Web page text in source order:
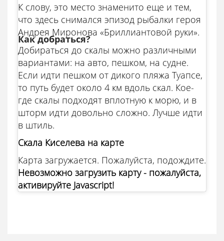
К слову, это место знаменито еще и тем,
что здесь снимался эпизод рыбалки героя
Андрея Миронова «Бриллиантовой руки».
Как добраться?
Добираться до скалы можно различными
вариантами: на авто, пешком, на судне.
Если идти пешком от дикого пляжа Туапсе,
то путь будет около 4 км вдоль скал. Кое-
где скалы подходят вплотную к морю, и в
шторм идти довольно сложно. Лучше идти
в штиль.
Скала Киселева на карте
Карта загружается. Пожалуйста, подождите.
Невозможно загрузить карту - пожалуйста,
активируйте Javascript!